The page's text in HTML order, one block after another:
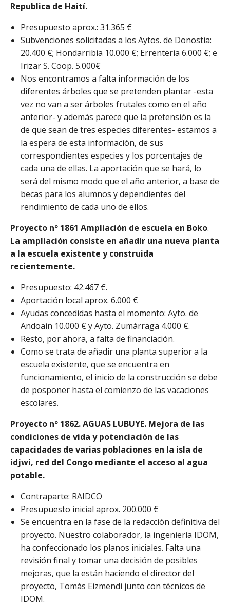
Republica de Haití.
Presupuesto aprox.: 31.365 €
Subvenciones solicitadas a los Aytos. de Donostia:
20.400 €; Hondarribia 10.000 €; Errenteria 6.000 €; e
Irizar S. Coop. 5.000€
Nos encontramos a falta información de los
diferentes árboles que se pretenden plantar -esta
vez no van a ser árboles frutales como en el año
anterior- y además parece que la pretensión es la
de que sean de tres especies diferentes- estamos a
la espera de esta información, de sus
correspondientes especies y los porcentajes de
cada una de ellas. La aportación que se hará, lo
será del mismo modo que el año anterior, a base de
becas para los alumnos y dependientes del
rendimiento de cada uno de ellos.
Proyecto nº 1861 Ampliación de escuela en Boko.
La ampliación consiste en añadir una nueva planta
a la escuela existente y construida
recientemente.
Presupuesto: 42.467 €.
Aportación local aprox. 6.000 €
Ayudas concedidas hasta el momento: Ayto. de
Andoain 10.000 € y Ayto. Zumárraga 4.000 €.
Resto, por ahora, a falta de financiación.
Como se trata de añadir una planta superior a la
escuela existente, que se encuentra en
funcionamiento, el inicio de la construcción se debe
de posponer hasta el comienzo de las vacaciones
escolares.
Proyecto nº 1862.AGUAS LUBUYE. Mejora de las
condiciones de vida y potenciación de las
capacidades de varias poblaciones en la isla de
idjwi, red del Congo mediante el acceso al agua
potable.
Contraparte: RAIDCO
Presupuesto inicial aprox. 200.000 €
Se encuentra en la fase de la redacción definitiva del
proyecto. Nuestro colaborador, la ingeniería IDOM,
ha confeccionado los planos iniciales. Falta una
revisión final y tomar una decisión de posibles
mejoras, que la están haciendo el director del
proyecto, Tomás Eizmendi junto con técnicos de
IDOM.